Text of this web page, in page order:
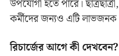
উপযোগী হতে পারে।
কর্মীদের জন্যও এটি
রিচার্জের আগে কী দেখবেন?